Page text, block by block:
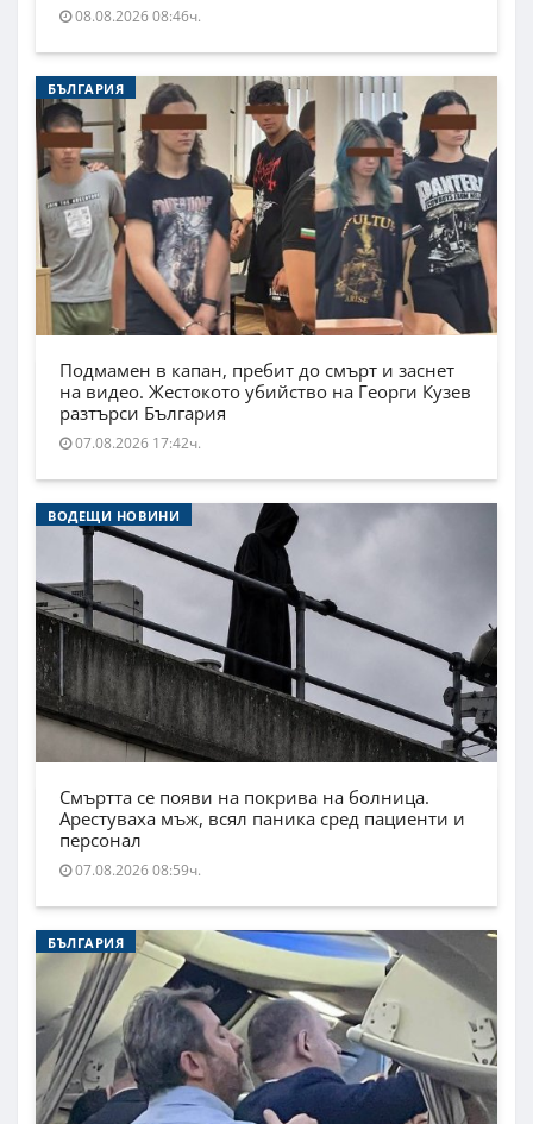
08.08.2026 08:46ч.
БЪЛГАРИЯ
Подмамен в капан, пребит до смърт и заснет
на видео. Жестокото убийство на Георги Кузев
разтърси България
07.08.2026 17:42ч.
ВОДЕЩИ НОВИНИ
Смъртта се появи на покрива на болница.
Арестуваха мъж, всял паника сред пациенти и
персонал
07.08.2026 08:59ч.
БЪЛГАРИЯ